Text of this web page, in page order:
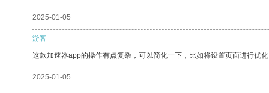
2025-01-05
游客
这款加速器app的操作有点复杂，可以简化一下，比如将设置页面进行优
2025-01-05